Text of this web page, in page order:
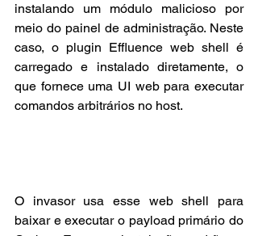
instalando um módulo malicioso por
meio do painel de administração. Neste
caso, o plugin Effluence web shell é
carregado e instalado diretamente, o
que fornece uma UI web para executar
comandos arbitrários no host.
O invasor usa esse web shell para
baixar e executar o payload primário do